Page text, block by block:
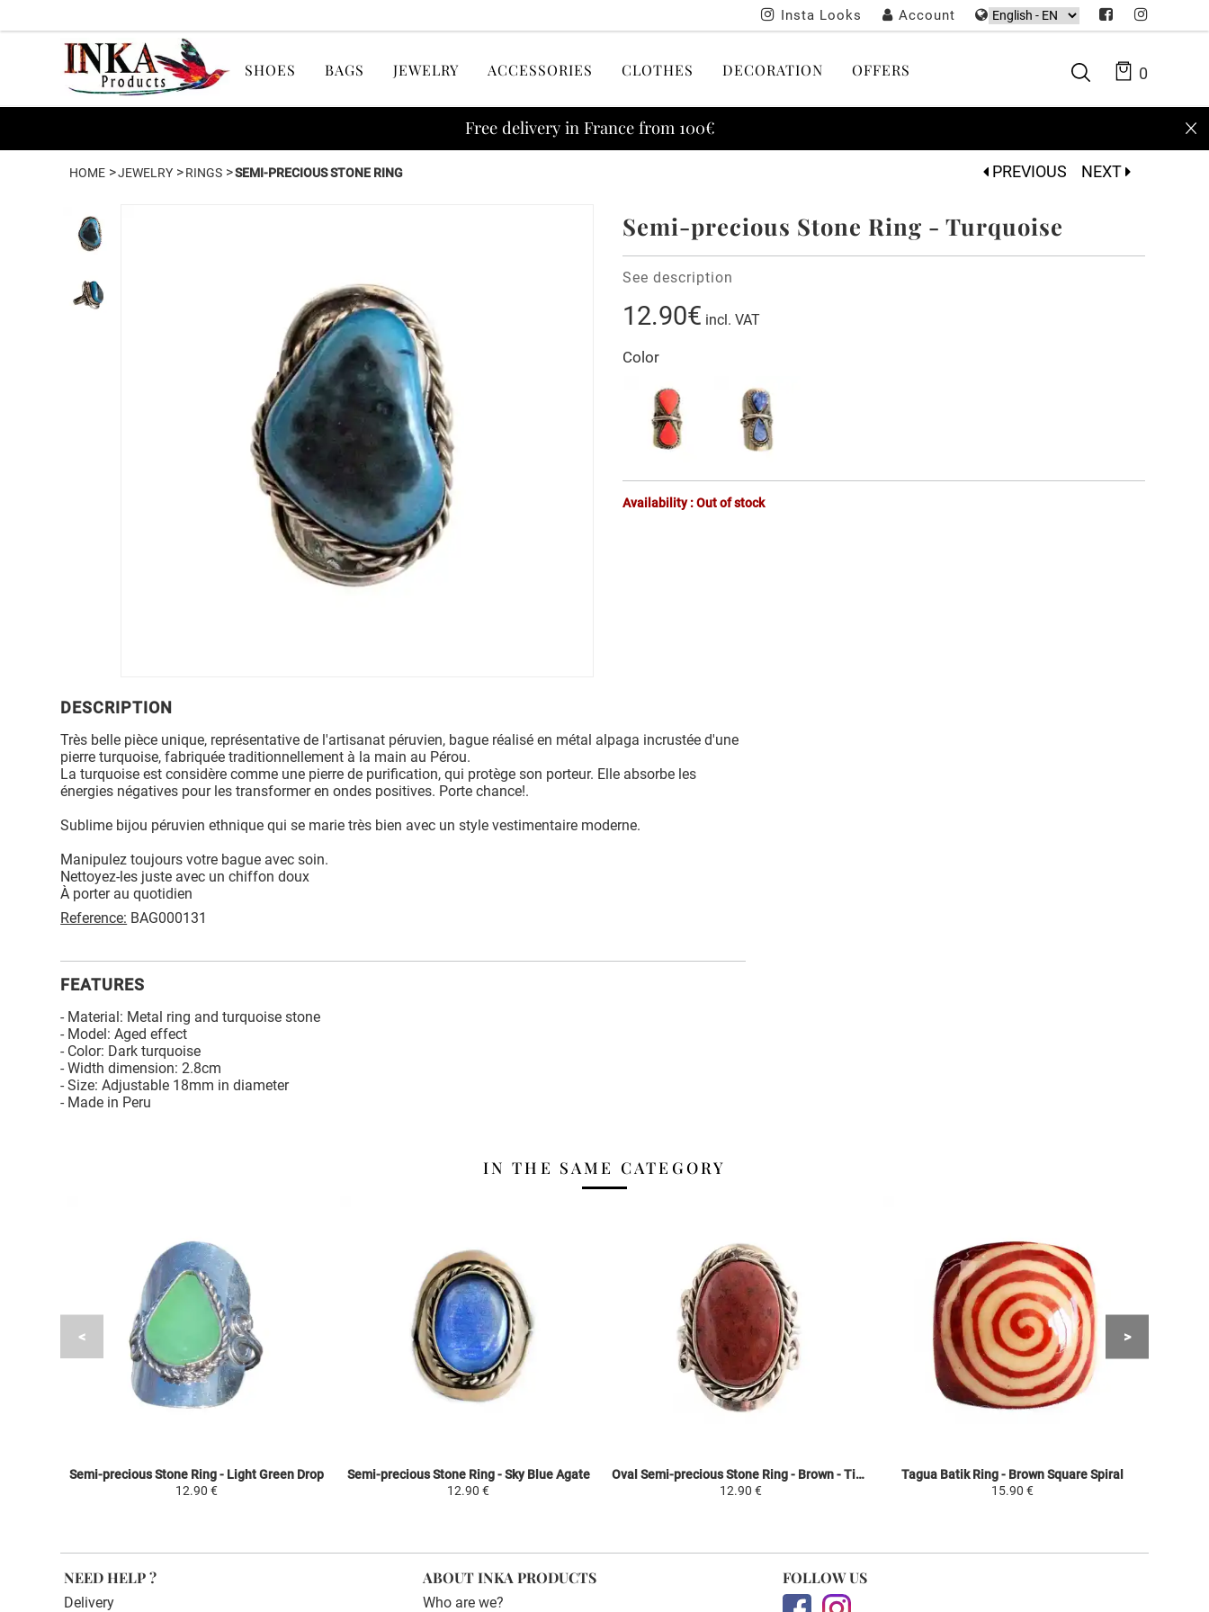
Insta Looks Account
SHOES BAGS JEWELRY ACCESSORIES CLOTHES DECORATION OFFERS 0
Free delivery in France from 100€
HOME >JEWELRY >RINGS >SEMI-PRECIOUS STONE RING PREVIOUS NEXT
Semi-precious Stone Ring - Turquoise
See description
12.90€ incl. VAT
Color
Availability : Out of stock
DESCRIPTION
Très belle pièce unique, représentative de l'artisanat péruvien, bague réalisé en métal alpaga incrustée d'une
pierre turquoise, fabriquée traditionnellement à la main au Pérou.
La turquoise est considère comme une pierre de purification, qui protège son porteur. Elle absorbe les
énergies négatives pour les transformer en ondes positives. Porte chance!.
Sublime bijou péruvien ethnique qui se marie très bien avec un style vestimentaire moderne.
Manipulez toujours votre bague avec soin.
Nettoyez-les juste avec un chiffon doux
À porter au quotidien
Reference: BAG000131
FEATURES
- Material: Metal ring and turquoise stone
- Model: Aged effect
- Color: Dark turquoise
- Width dimension: 2.8cm
- Size: Adjustable 18mm in diameter
- Made in Peru
IN THE SAME CATEGORY
Semi-precious Stone Ring - Light Green Drop
12.90 €
Semi-precious Stone Ring - Sky Blue Agate
12.90 €
Oval Semi-precious Stone Ring - Brown - Tiger Eye
12.90 €
Tagua Batik Ring - Brown Square Spiral
15.90 €
NEED HELP ?
Delivery
ABOUT INKA PRODUCTS
Who are we?
FOLLOW US